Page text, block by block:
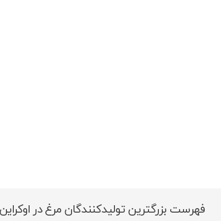
فهرست بزرگترین تولیدکنندگان مرغ در اوکراین